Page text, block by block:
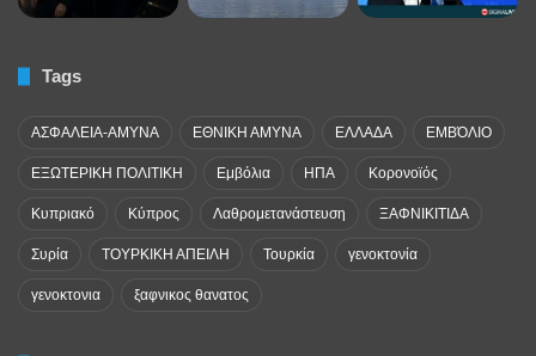
Tags
ΑΣΦΑΛΕΙΑ-ΑΜΥΝΑ ΕΘΝΙΚΗ ΑΜΥΝΑ ΕΛΛΑΔΑ ΕΜΒΌΛΙΟ
ΕΞΩΤΕΡΙΚΗ ΠΟΛΙΤΙΚΗ Εμβόλια ΗΠΑ Κορονοϊός
Κυπριακό Κύπρος Λαθρομετανάστευση ΞΑΦΝΙΚΙΤΙΔΑ
Συρία ΤΟΥΡΚΙΚΗ ΑΠΕΙΛΗ Τουρκία γενοκτονία
γενοκτονια ξαφνικος θανατος